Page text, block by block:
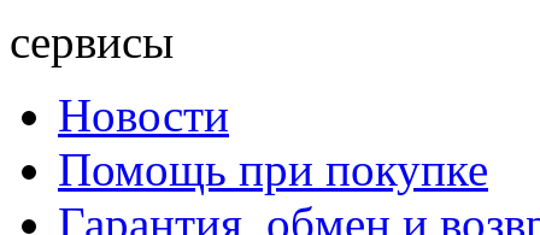
сервисы
Новости
Помощь при покупке
Гарантия, обмен и